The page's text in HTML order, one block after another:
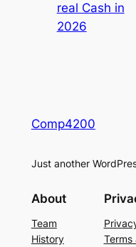
real Cash in
2026
Comp4200
Just another
About
Team
History
Terms